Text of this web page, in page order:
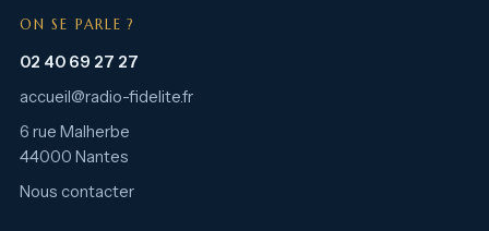
ON SE PARLE ?
02 40 69 27 27
accueil@radio-fidelite.fr
6 rue Malherbe
44000 Nantes
Nous contacter